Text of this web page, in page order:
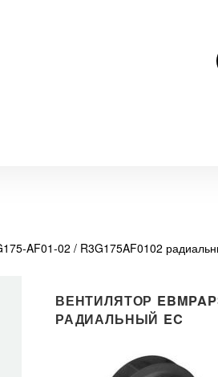
AF01-02 / R3G175AF0102
ВЕНТИЛЯТОР
РАДИАЛЬНЫЙ EC